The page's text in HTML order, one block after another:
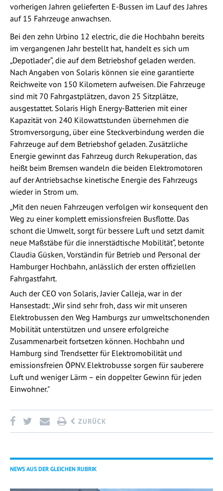
vorherigen Jahren gelieferten E-Bussen im Lauf des Jahres
auf 15 Fahrzeuge anwachsen.
Bei den zehn Urbino 12 electric, die die Hochbahn bereits
im vergangenen Jahr bestellt hat, handelt es sich um
„Depotlader“, die auf dem Betriebshof geladen werden.
Nach Angaben von Solaris können sie eine garantierte
Reichweite von 150 Kilometern aufweisen. Die Fahrzeuge
sind mit 70 Fahrgastplätzen, davon 25 Sitzplätze,
ausgestattet. Solaris High Energy-Batterien mit einer
Kapazität von 240 Kilowattstunden übernehmen die
Stromversorgung, über eine Steckverbindung werden die
Fahrzeuge auf dem Betriebshof geladen. Zusätzliche
Energie gewinnt das Fahrzeug durch Rekuperation, das
heißt beim Bremsen wandeln die beiden Elektromotoren
auf der Antriebsachse kinetische Energie des Fahrzeugs
wieder in Strom um.
„Mit den neuen Fahrzeugen verfolgen wir konsequent den
Weg zu einer komplett emissionsfreien Busflotte. Das
schont die Umwelt, sorgt für bessere Luft und setzt damit
neue Maßstäbe für die innerstädtische Mobilität“, betonte
Claudia Güsken, Vorständin für Betrieb und Personal der
Hamburger Hochbahn, anlässlich der ersten offiziellen
Fahrgastfahrt.
Auch der CEO von Solaris, Javier Calleja, war in der
Hansestadt: „Wir sind sehr froh, dass wir mit unseren
Elektrobussen den Weg Hamburgs zur umweltschonenden
Mobilität unterstützen und unsere erfolgreiche
Zusammenarbeit fortsetzen können. Hochbahn und
Hamburg sind Trendsetter für Elektromobilität und
emissionsfreien ÖPNV. Elektrobusse sorgen für sauberere
Luft und weniger Lärm – ein doppelter Gewinn für jeden
Einwohner."
ZURÜCK
NEWS AUS DER GLEICHEN RUBRIK